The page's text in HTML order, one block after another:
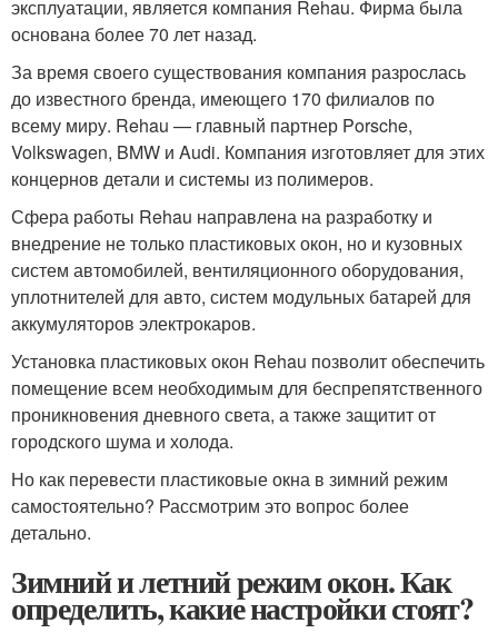
эксплуатации, является компания Rehau. Фирма была
основана более 70 лет назад.
За время своего существования компания разрослась
до известного бренда, имеющего 170 филиалов по
всему миру. Rehau — главный партнер Porsche,
Volkswagen, BMW и Audi. Компания изготовляет для этих
концернов детали и системы из полимеров.
Сфера работы Rehau направлена на разработку и
внедрение не только пластиковых окон, но и кузовных
систем автомобилей, вентиляционного оборудования,
уплотнителей для авто, систем модульных батарей для
аккумуляторов электрокаров.
Установка пластиковых окон Rehau позволит обеспечить
помещение всем необходимым для беспрепятственного
проникновения дневного света, а также защитит от
городского шума и холода.
Но как перевести пластиковые окна в зимний режим
самостоятельно? Рассмотрим это вопрос более
детально.
Зимний и летний режим окон. Как
определить, какие настройки стоят?